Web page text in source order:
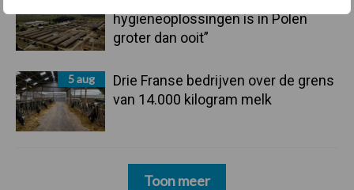
hygieneoplossingen is in Polen
groter dan ooit”
5 aug
Drie Franse bedrijven over de grens
van 14.000 kilogram melk
Toon meer